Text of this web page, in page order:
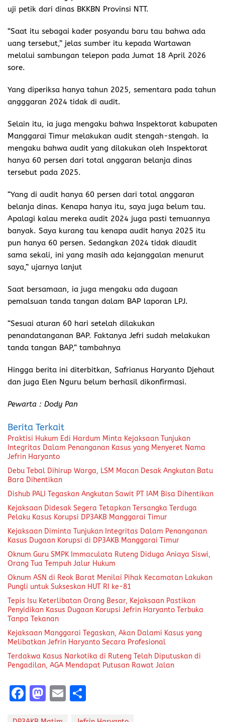
uji petik dari dinas BKKBN Provinsi NTT.
“Saat itu sebagai kader posyandu baru tau bahwa ada
uang tersebut,” jelas sumber itu kepada Wartawan
melalui sambungan telepon pada Jumat 18 April 2026
sore.
Yang diperiksa hanya tahun 2025, sementara pada tahun
angggaran 2024 tidak di audit.
Selain itu, ia juga mengaku bahwa Inspektorat kabupaten
Manggarai Timur melakukan audit stengah-stengah. Ia
mengaku bahwa audit yang dilakukan oleh Inspektorat
hanya 60 persen dari total anggaran belanja dinas
tersebut pada 2025.
“Yang di audit hanya 60 persen dari total anggaran
belanja dinas. Kenapa hanya itu, saya juga belum tau.
Apalagi kalau mereka audit 2024 juga pasti temuannya
banyak. Saya kurang tau kenapa audit hanya 2025 itu
pun hanya 60 persen. Sedangkan 2024 tidak diaudit
sama sekali, ini yang masih ada kejanggalan menurut
saya,” ujarnya lanjut
Saat bersamaan, ia juga mengaku ada dugaan
pemalsuan tanda tangan dalam BAP laporan LPJ.
“Sesuai aturan 60 hari setelah dilakukan
penandatanganan BAP. Faktanya Jefri sudah melakukan
tanda tangan BAP,” tambahnya
Hingga berita ini diterbitkan, Safrianus Haryanto Djehaut
dan juga Elen Nguru belum berhasil dikonfirmasi.
Pewarta : Dody Pan
Berita Terkait
Praktisi Hukum Edi Hardum Minta Kejaksaan Tunjukan
Integritas Dalam Penanganan Kasus yang Menyeret Nama
Jefrin Haryanto
Debu Tebal Dihirup Warga, LSM Macan Desak Angkutan Batu
Bara Dihentikan
Dishub PALI Tegaskan Angkutan Sawit PT IAM Bisa Dihentikan
Kejaksaan Didesak Segera Tetapkan Tersangka Terduga
Pelaku Kasus Korupsi DP3AKB Manggarai Timur
Kejaksaan Diminta Tunjukan Integritas Dalam Penanganan
Kasus Dugaan Korupsi di DP3AKB Manggarai Timur
Oknum Guru SMPK Immaculata Ruteng Diduga Aniaya Siswi,
Orang Tua Tempuh Jalur Hukum
Oknum ASN di Reok Barat Menilai Pihak Kecamatan Lakukan
Pungli untuk Sukseskan HUT RI ke-81
Tepis Isu Keterlibatan Orang Besar, Kejaksaan Pastikan
Penyidikan Kasus Dugaan Korupsi Jefrin Haryanto Terbuka
Tanpa Tekanan
Kejaksaan Manggarai Tegaskan, Akan Dalami Kasus yang
Melibatkan Jefrin Haryanto Secara Profesional
Terdakwa Kasus Narkotika di Ruteng Telah Diputuskan di
Pengadilan, AGA Mendapat Putusan Rawat Jalan
F
M E